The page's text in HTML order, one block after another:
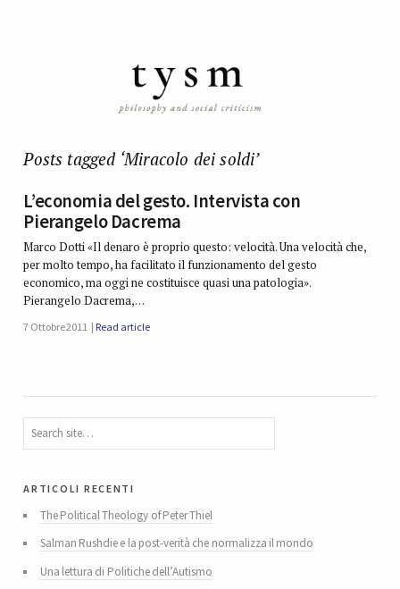
Posts tagged ‘Miracolo dei soldi’
L’economia del gesto. Intervista con
Pierangelo Dacrema
Marco Dotti «Il denaro è proprio questo: velocità. Una velocità che,
per molto tempo, ha facilitato il funzionamento del gesto
economico, ma oggi ne costituisce quasi una patologia».
Pierangelo Dacrema,…
7 Ottobre 2011 Read article
articoli recenti
The Political Theology of Peter Thiel
Salman Rushdie e la post-verità che normalizza il mondo
Una lettura di Politiche dell’Autismo